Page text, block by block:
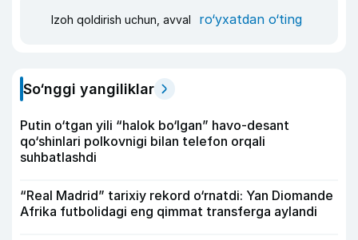
Izoh qoldirish uchun, avval ro‘yxatdan o‘ting
So‘nggi yangiliklar
Putin o‘tgan yili “halok bo‘lgan” havo-desant
qo‘shinlari polkovnigi bilan telefon orqali
suhbatlashdi
“Real Madrid” tarixiy rekord o‘rnatdi: Yan Diomande
Afrika futbolidagi eng qimmat transferga aylandi